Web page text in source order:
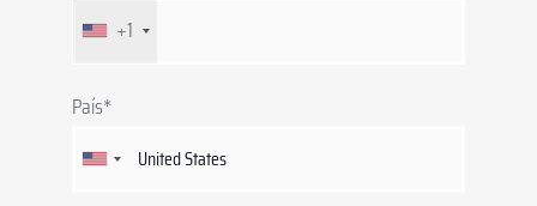
+1
País*